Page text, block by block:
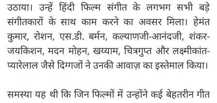
उठाया। उन्हें हिंदी फिल्म संगीत के लगभग सभी बड़े
संगीतकारों के साथ काम करने का अवसर मिला। हेमंत
कुमार, रोशन, एस.डी. बर्मन, कल्याणजी-आनंदजी, शंकर-
जयकिशन, मदन मोहन, खय्याम, चित्रगुप्त और लक्ष्मीकांत-
प्यारेलाल जैसे दिग्गजों ने उनकी आवाज़ का इस्तेमाल किया।
समस्या यह थी कि जिन फिल्मों में उन्होंने कई बेहतरीन गीत